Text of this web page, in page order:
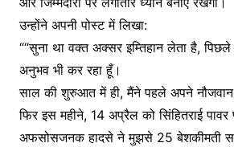
उन्होंने अपनी पोस्ट में लिखा:
““सुना था वक्त अक्सर इम्तिहान लेता है,
अनुभव भी कर रहा हूँ।
साल की शुरुआत में ही, मैंने पहले अपने
फिर इस महीने, 14 अप्रैल को सिंहितराई पावर
अफसोसजनक हादसे ने मुझसे 25 बेशकीमती